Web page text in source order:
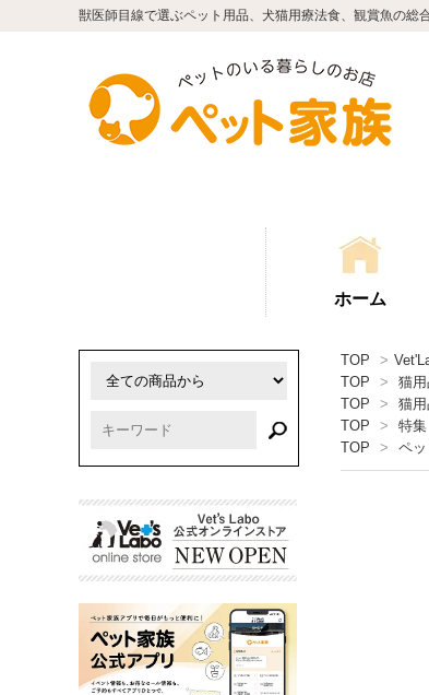
獣医師目線で選ぶペット用品、犬猫用療法食、観賞魚の総
ホーム
TOP >
TOP
> 猫用
TOP
> 猫用
TOP
> 特集
TOP
> ペ